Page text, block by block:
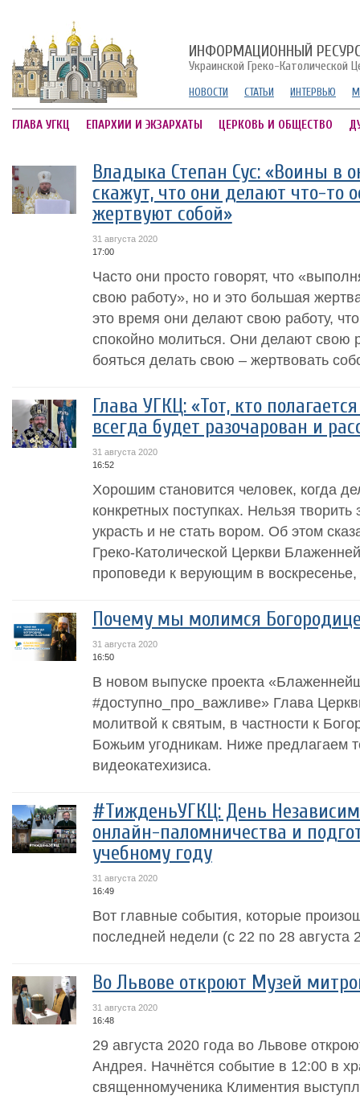
ИНФОРМАЦИОННЫЙ
Украинской Греко-Католической
НОВОСТИ СТАТЬИ ИНТЕРВЬЮ
ГЛАВА УГКЦ ЕПАРХИИ И ЭКЗАРХАТЫ ЦЕРКОВЬ И ОБЩЕСТВО
Владыка Степан Сус: «Воины в
скажут, что они делают что-то
жертвуют собой»
31 августа 2020
17:00
Часто они просто говорят, что
свою работу», но и это большая
это время они делают свою работу,
спокойно молиться. Они делают свою
бояться делать свою – жертвовать
Глава УГКЦ: «Тот, кто
всегда будет разочарован и
31 августа 2020
16:52
Хорошим становится человек, когда
конкретных поступках. Нельзя
украсть и не стать вором. Об этом
Греко-Католической Церкви
проповеди к верующим в воскресенье,
Почему мы молимся
31 августа 2020
16:50
В новом выпуске проекта
#доступно_про_важливе» Глава
молитвой к святым, в частности к
Божьим угодникам. Ниже предлагаем
видеокатехизиса.
#ТижденьУГКЦ: День
онлайн-паломничества и
учебному году
31 августа 2020
16:49
Вот главные события, которые
последней недели (с 22 по 28 августа
Во Львове откроют Музей
31 августа 2020
16:48
29 августа 2020 года во Львове
Андрея. Начнётся событие в 12:00 в
священномученика Климентия